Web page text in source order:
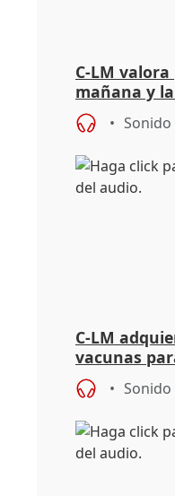
C-LM
mañana y
riesgos
Sonido
C-LM
vacunas
gripe 2026-
Sonido